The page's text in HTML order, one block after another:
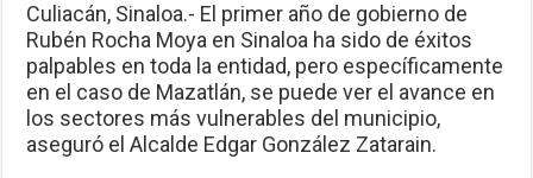
Culiacán, Sinaloa.- El primer año de gobierno de
Rubén Rocha Moya en Sinaloa ha sido de éxitos
palpables en toda la entidad, pero específicamente
en el caso de Mazatlán, se puede ver el avance en
los sectores más vulnerables del municipio,
aseguró el Alcalde Edgar González Zatarain.